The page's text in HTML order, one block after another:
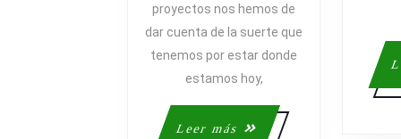
“PUEDO
proyectos nos hemos de
dar cuenta de la suerte que
tenemos por estar donde
estamos hoy,
Leer más
Leer